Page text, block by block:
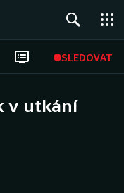
SLEDOVAT
v utkání